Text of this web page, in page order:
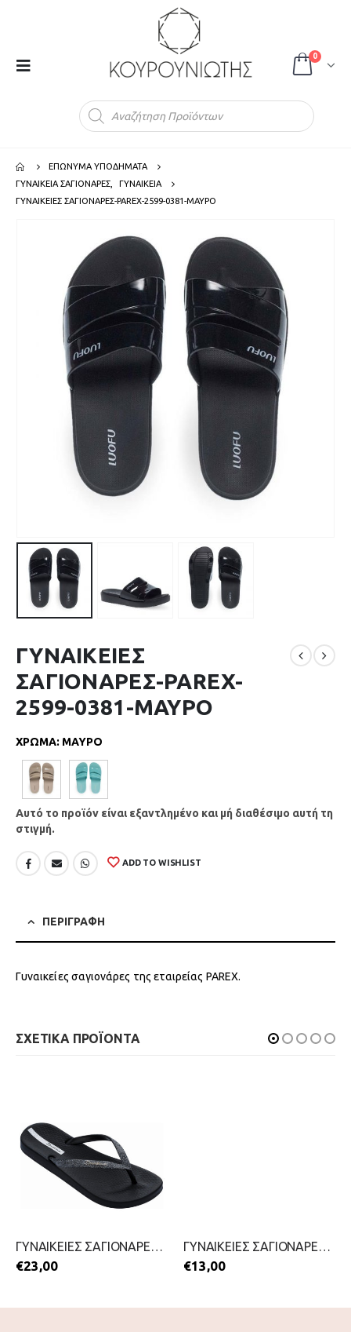
0
ΕΠΩΝΥΜΑ ΥΠΟΔΗΜΑΤΑ
ΓΥΝΑΙΚΕΙΑ ΣΑΓΙΟΝΑΡΕΣ
ΓΥΝΑΙΚΕΙΑ
ΓΥΝΑΙΚΕΙΕΣ ΣΑΓΙΟΝΑΡΕΣ-PAREX-2599-0381-ΜΑΥΡΟ
ΓΥΝΑΙΚΕΙΕΣ
ΣΑΓΙΟΝΑΡΕΣ-PAREX-
2599-0381-ΜΑΥΡΟ
ΧΡΩΜΑ: ΜΑΥΡΟ
Αυτό το προϊόν είναι εξαντλημένο και μή διαθέσιμο αυτή τη
στιγμή.
ADD TO WISHLIST
ΠΕΡΙΓΡΑΦΗ
Γυναικείες σαγιονάρες της εταιρείας PAREX.
ΣΧΕΤΙΚΑ ΠΡΟΪΟΝΤΑ
ΓΥΝΑΙΚΕΙΕΣ ΣΑΓΙΟΝΑΡΕΣ ΜΕ ΔΑΧΤΥΛΟ-IPANEMA-2199-0437-ΜΑΥΡΟ
€23,00
ΓΥΝΑΙΚΕΙΕΣ ΣΑΓΙΟΝΑΡΕΣ-CUBANITAS-2199-0167-ΜΑΥΡΟ
€13,00